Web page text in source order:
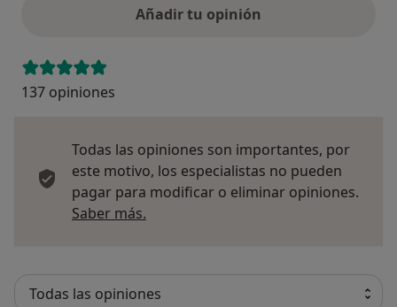
Añadir tu opinión
137 opiniones
Todas las opiniones son importantes, por
este motivo, los especialistas no pueden
pagar para modificar o eliminar opiniones.
Saber más.